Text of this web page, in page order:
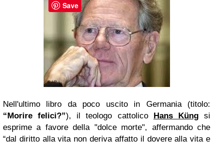
Nell'ultimo libro da poco uscito in Germania (titolo:
“Morire felici?”), il teologo cattolico Hans Küng si
esprime a favore della "dolce morte", affermando che
“dal diritto alla vita non deriva affatto il dovere alla vita e
Save